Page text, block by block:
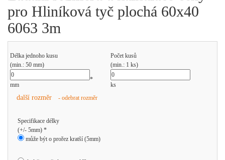
pro Hliníková tyč plochá 60x40
6063 3m
Délka jednoho kusu
(min.: 50 mm)
Počet kusů
(min.: 1 ks)
mm
*
ks
další rozměr - odebrat rozměr
Specifikace délky
(+/- 5mm) *
může být o prořez kratší (5mm)